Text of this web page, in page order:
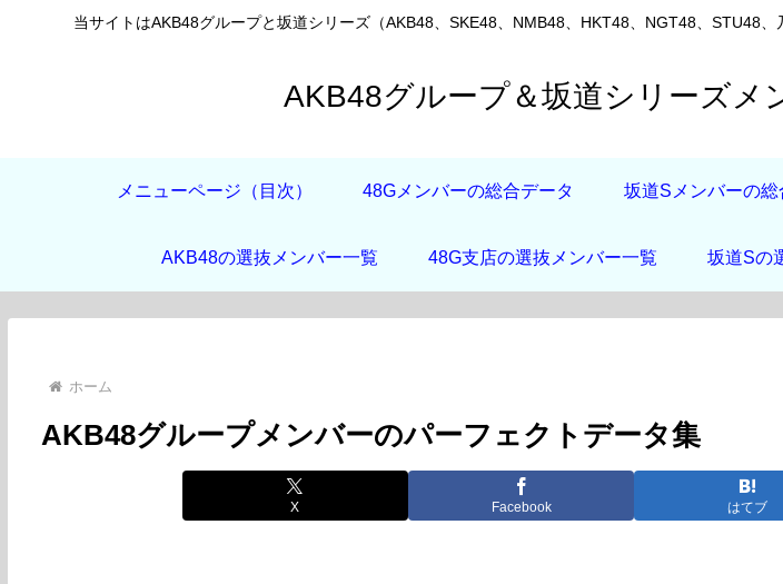
当サイトはAKB48グループと坂道シリーズ（AKB48、SKE48、NMB48、HKT48、NGT48、STU48
AKB48グループ＆坂道シリーズメ
メニューページ（目次） 48Gメンバーの総合データ 坂道Sメンバーの総
AKB48の選抜メンバー一覧 48G支店の選抜メンバー一覧 坂道Sの
ホーム
AKB48グループメンバーのパーフェクトデータ集
X Facebook はてブ